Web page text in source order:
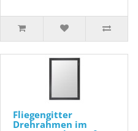
Fliegengitter
Drehrahmen im